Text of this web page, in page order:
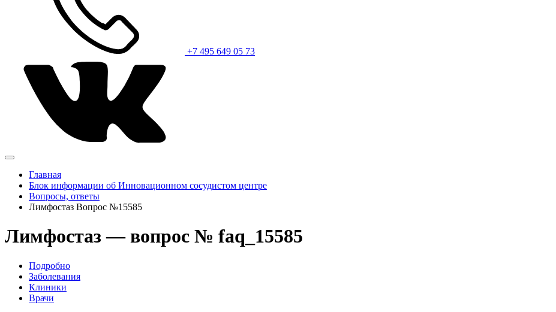
+7 495 649 05 73
Главная
Блок информации об Инновационном сосудистом центре
Вопросы, ответы
Лимфостаз Вопрос №15585
Лимфостаз — вопрос № faq_15585
Подробно
Заболевания
Клиники
Врачи